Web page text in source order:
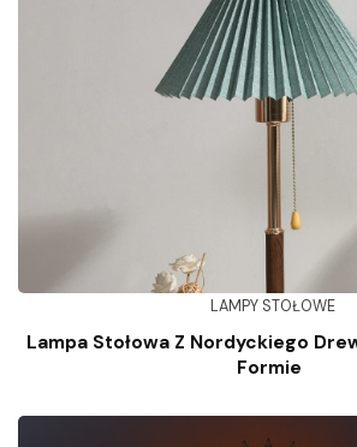
LAMPY STOŁOWE
Lampa Stołowa Z Nordyckiego
Formie